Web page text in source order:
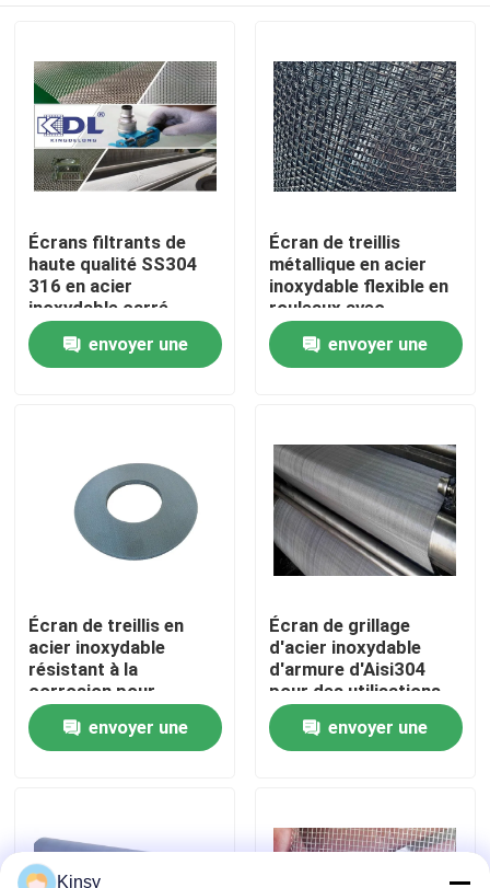
À la maison
Produits
À propos de nous
Visite de l'usine
Nous contacter
Nouvelles
Fil tissé Mesh Screen
Écrans filtrants de
haute qualité SS304
316 en acier
inoxydable carré
métallique tissé
envoyer une
Écran de treillis
métallique en acier
inoxydable flexible en
rouleaux avec
différents types de
tissus pour une
utilisation de filtrage
envoyer une
Écran de treillis en
acier inoxydable
résistant à la
corrosion pour
emballage chimique
envoyer une
Écran de grillage
d'acier inoxydable
d'armure d'Aisi304
pour des utilisations
industrielles
envoyer une
Kinsy